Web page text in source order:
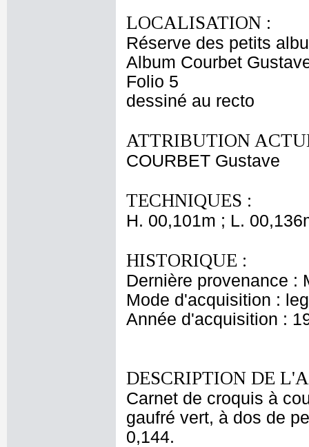
LOCALISATION :
Réserve des petits
Album Courbet
Folio 5
dessiné au recto
ATTRIBUTION
COURBET Gustave
TECHNIQUES :
H. 00,101m ; L.
HISTORIQUE :
Dernière provenance :
Mode d'acquisition :
Année d'acquisition :
DESCRIPTION DE
Carnet de croquis à
gaufré vert, à dos de
0,144.